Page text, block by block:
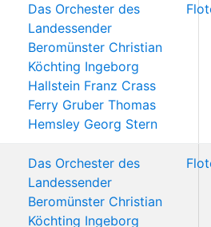
Das Orchester des
Landessender
Beromünster Christian
Köchting Ingeborg
Hallstein Franz Crass
Ferry Gruber Thomas
Hemsley Georg Stern
Das Orchester des
Landessender
Beromünster Christian
Köchting Ingeborg